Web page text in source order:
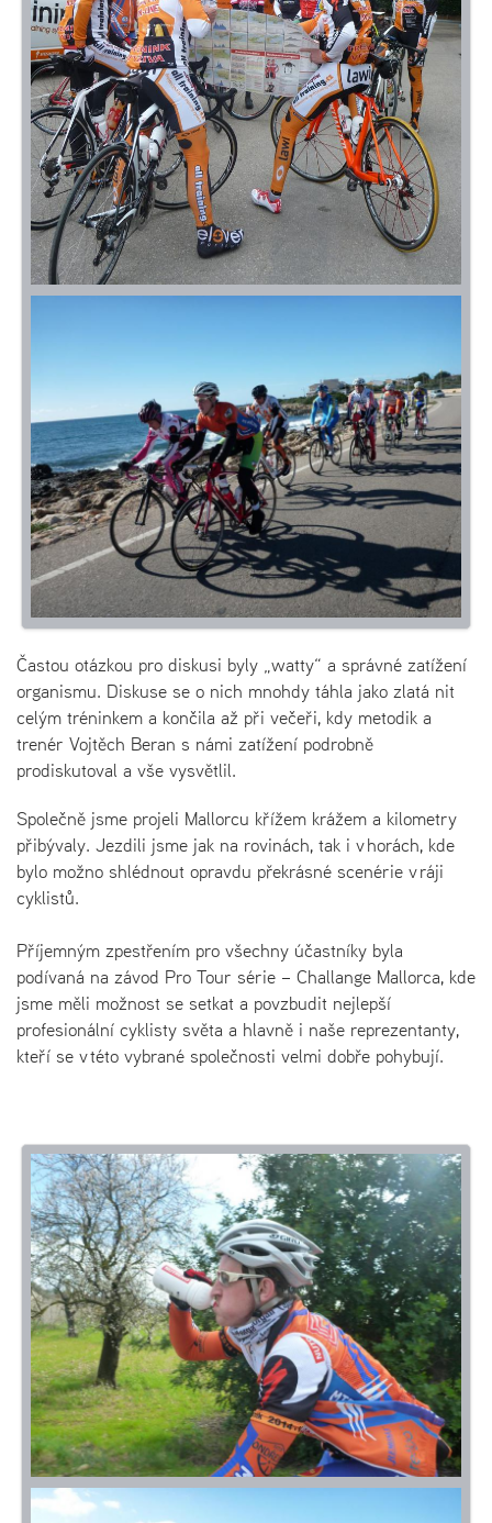
Častou otázkou pro diskusi byly „watty“ a správné zatížení
organismu. Diskuse se o nich mnohdy táhla jako zlatá nit
celým tréninkem a končila až při večeři, kdy metodik a
trenér Vojtěch Beran s námi zatížení podrobně
prodiskutoval a vše vysvětlil.
Společně jsme projeli Mallorcu křížem krážem a kilometry
přibývaly. Jezdili jsme jak na rovinách, tak i v horách, kde
bylo možno shlédnout opravdu překrásné scenérie v ráji
cyklistů.
Příjemným zpestřením pro všechny účastníky byla
podívaná na závod Pro Tour série – Challange Mallorca, kde
jsme měli možnost se setkat a povzbudit nejlepší
profesionální cyklisty světa a hlavně i naše reprezentanty,
kteří se v této vybrané společnosti velmi dobře pohybují.